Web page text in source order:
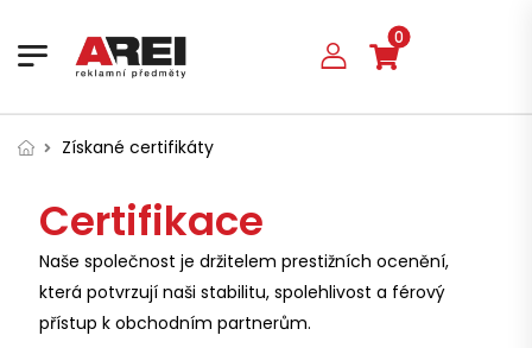
0
Získané certifikáty
Certifikace
Naše společnost je držitelem prestižních ocenění,
která potvrzují naši stabilitu, spolehlivost a férový
přístup k obchodním partnerům.